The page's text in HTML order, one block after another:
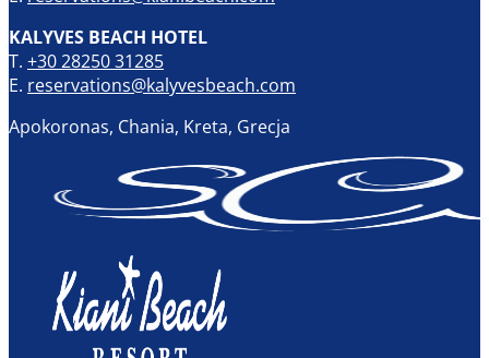
KALYVES BEACH HOTEL
T. +30 28250 31285
E. reservations@kalyvesbeach.com
Apokoronas, Chania, Kreta, Grecja